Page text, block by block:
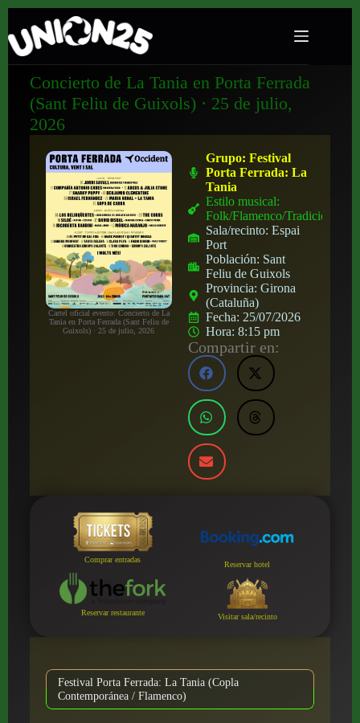
Concierto de La Tania en Porta Ferrada
(Sant Feliu de Guixols) · 25 de julio,
2026
Cartel oficial evento: Concierto de La
Tania en Porta Ferrada (Sant Feliu de
Guixols) · 25 de julio, 2026
Grupo:Festival
Porta Ferrada: La
Tania
Estilo musical:
Folk/Flamenco/Tradicional
Sala/recinto:Espai
Port
Población: Sant
Feliu de Guixols
Provincia:Girona
(Cataluña)
Fecha: 25/07/2026
Hora:8:15 pm
Compartir en:
Comprar entradas
Reservar hotel
Reservar restaurante Visitar sala/recinto
Festival Porta Ferrada: La Tania (Copla
Contemporánea / Flamenco)